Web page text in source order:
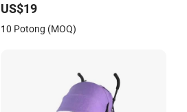
US$19
10 Potong (MOQ)